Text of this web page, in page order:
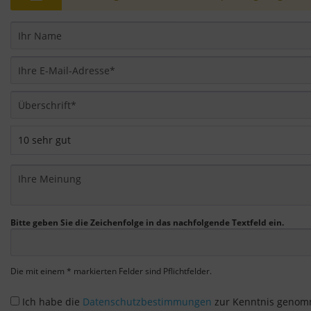
Bitte geben Sie die Zeichenfolge in das nachfolgende Textfeld ein.
Die mit einem * markierten Felder sind Pflichtfelder.
Ich habe die Datenschutzbestimmungen zur Kenntnis